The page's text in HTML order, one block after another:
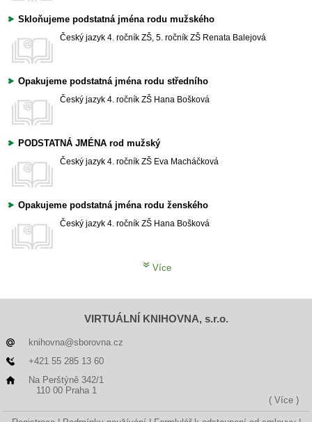
Skloňujeme podstatná jména rodu mužského
Český jazyk 4. ročník ZŠ, 5. ročník ZŠ Renata Balejová
Opakujeme podstatná jména rodu středního
Český jazyk 4. ročník ZŠ Hana Bošková
PODSTATNÁ JMÉNA rod mužský
Český jazyk 4. ročník ZŠ Eva Macháčková
Opakujeme podstatná jména rodu ženského
Český jazyk 4. ročník ZŠ Hana Bošková
Více
VIRTUÁLNÍ KNIHOVNA, s.r.o.
knihovna@sborovna.cz
+421 55 285 13 60
Na Perštýně 342/1
110 00 Praha 1
( Více )